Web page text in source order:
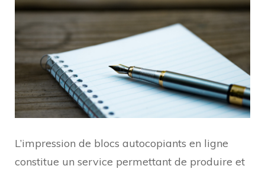
L’impression de blocs autocopiants en ligne
constitue un service permettant de produire et